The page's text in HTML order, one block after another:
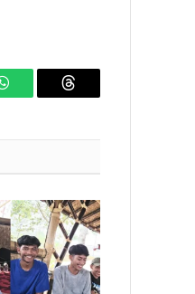
WhatsAppThreads